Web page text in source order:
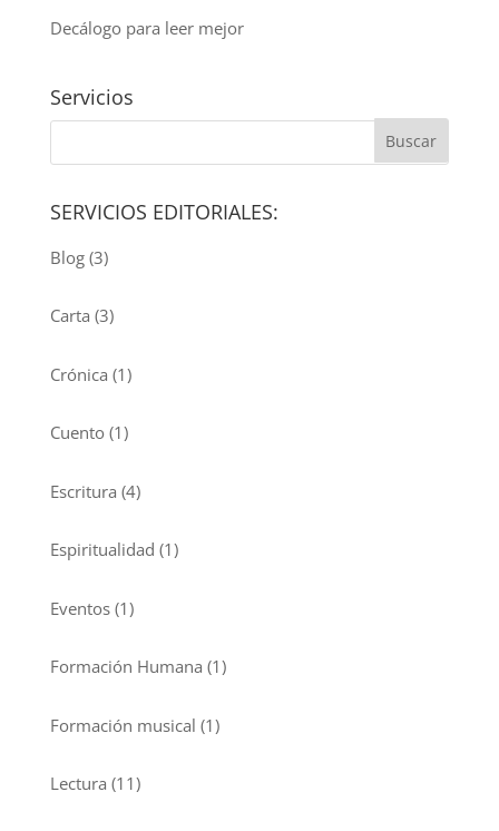
Decálogo para leer mejor
Servicios
SERVICIOS EDITORIALES:
Blog(3)
Carta (3)
Crónica (1)
Cuento(1)
Escritura (4)
Espiritualidad (1)
Eventos(1)
Formación Humana (1)
Formación musical (1)
Lectura (11)